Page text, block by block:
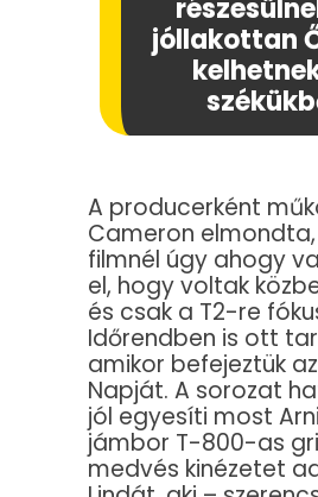
jóllakottan
A producerként
Cameron
filmnél úgy ahogy
el, hogy voltak
és csak a T2-re
Időrendben is ott
amikor befejeztük
Napját. A sorozat
jól egyesíti most
jámbor T-800-as
medvés kinézetet